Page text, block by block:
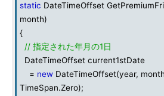
static DateTimeOffset
month)
{
// 指定された年月の1日
DateTimeOffset current1stDate
= new DateTimeOffset(year,
TimeSpan.Zero);